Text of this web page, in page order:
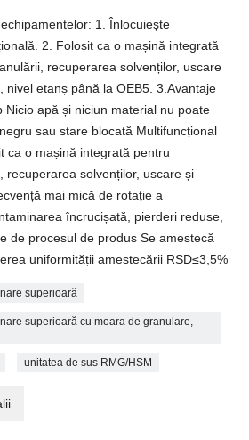
1. Înlocuiește
2. Folosit ca o mașină integrată
recuperarea solvenților, uscare
nivel etanș până la OEB5. 3.Avantaje
Nicio apă și niciun material nu poate
sau stare blocată Multifuncțional
ca o mașină integrată pentru
recuperarea solvenților, uscare și
mai mică de rotație a
încrucișată, pierderi reduse,
de procesul de produs Se amestecă
uniformității amestecării RSD≤3,5%
superioară
superioară cu moara de granulare,
unitatea de sus RMG/HSM